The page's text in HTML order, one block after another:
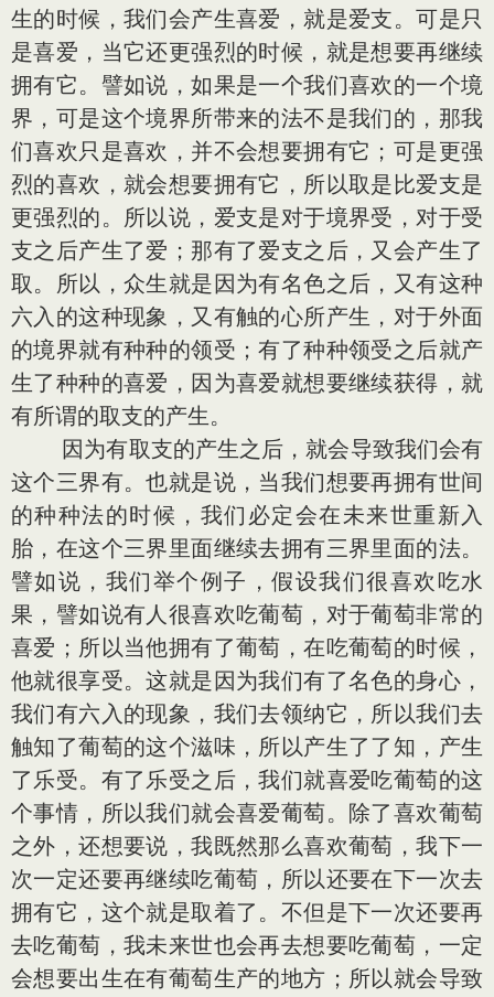
生的时候，我们会产生喜爱，就是爱支。可是只
是喜爱，当它还更强烈的时候，就是想要再继续
拥有它。譬如说，如果是一个我们喜欢的一个境
界，可是这个境界所带来的法不是我们的，那我
们喜欢只是喜欢，并不会想要拥有它；可是更强
烈的喜欢，就会想要拥有它，所以取是比爱支是
更强烈的。所以说，爱支是对于境界受，对于受
支之后产生了爱；那有了爱支之后，又会产生了
取。所以，众生就是因为有名色之后，又有这种
六入的这种现象，又有触的心所产生，对于外面
的境界就有种种的领受；有了种种领受之后就产
生了种种的喜爱，因为喜爱就想要继续获得，就
有所谓的取支的产生。
因为有取支的产生之后，就会导致我们会有
这个三界有。也就是说，当我们想要再拥有世间
的种种法的时候，我们必定会在未来世重新入
胎，在这个三界里面继续去拥有三界里面的法。
譬如说，我们举个例子，假设我们很喜欢吃水
果，譬如说有人很喜欢吃葡萄，对于葡萄非常的
喜爱；所以当他拥有了葡萄，在吃葡萄的时候，
他就很享受。这就是因为我们有了名色的身心，
我们有六入的现象，我们去领纳它，所以我们去
触知了葡萄的这个滋味，所以产生了了知，产生
了乐受。有了乐受之后，我们就喜爱吃葡萄的这
个事情，所以我们就会喜爱葡萄。除了喜欢葡萄
之外，还想要说，我既然那么喜欢葡萄，我下一
次一定还要再继续吃葡萄，所以还要在下一次去
拥有它，这个就是取着了。不但是下一次还要再
去吃葡萄，我未来世也会再去想要吃葡萄，一定
会想要出生在有葡萄生产的地方；所以就会导致